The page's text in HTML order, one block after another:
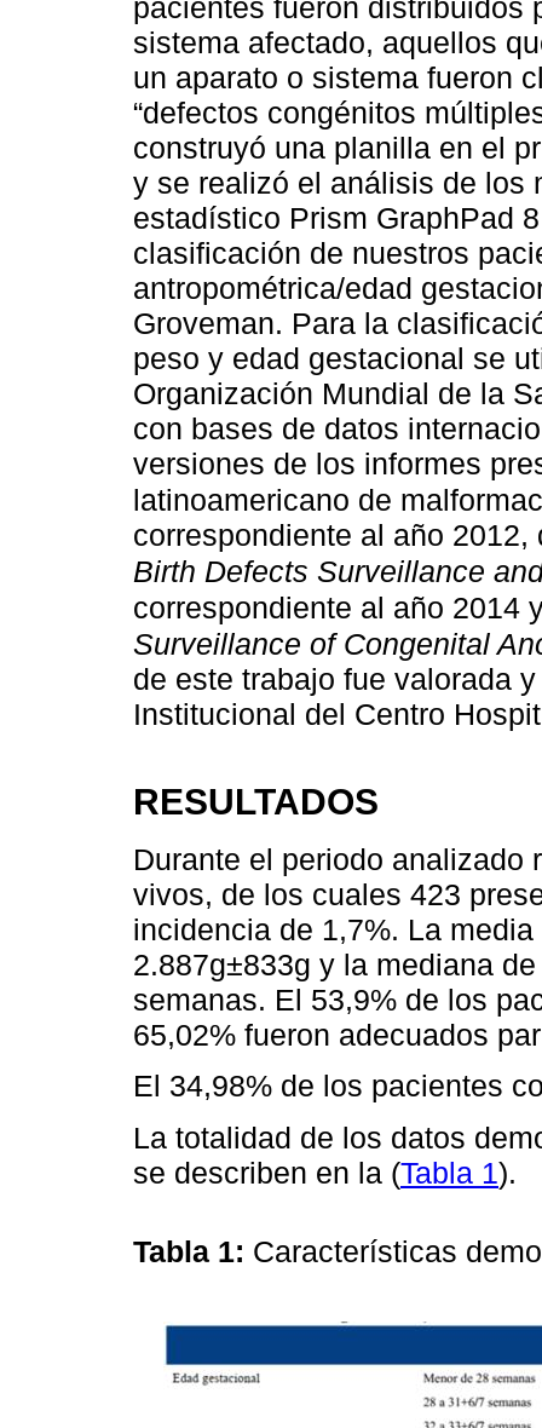
pacientes fueron distribuidos
sistema afectado, aquellos
un aparato o sistema fueron
“defectos congénitos
construyó una planilla en el
y se realizó el análisis de los
estadístico Prism GraphPad
clasificación de nuestros
antropométrica/edad
Groveman. Para la
peso y edad gestacional se
Organización Mundial de la
con bases de datos
versiones de los informes
latinoamericano de
correspondiente al año
Birth Defects Surveillance
correspondiente al año 2014
Surveillance of Congenital
de este trabajo fue valorada
Institucional del Centro
RESULTADOS
Durante el periodo analizado
vivos, de los cuales 423
incidencia de 1,7%. La
2.887g±833g y la mediana
semanas. El 53,9% de los
65,02% fueron adecuados
El 34,98% de los pacientes
La totalidad de los datos
se describen en la (Tabla 1).
Tabla 1: Características